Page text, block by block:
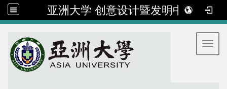
亚洲大学 创意设计暨发明中心